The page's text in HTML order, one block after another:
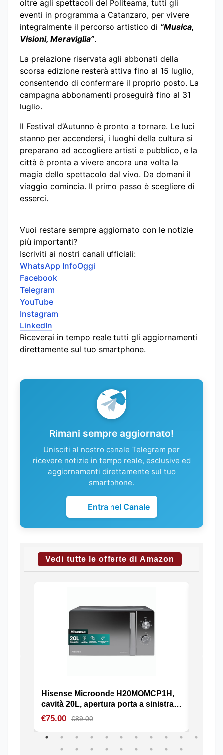
oltre agli spettacoli del Politeama, tutti gli
eventi in programma a Catanzaro, per vivere
integralmente il percorso artistico di “Musica,
Visioni, Meraviglia”.
La prelazione riservata agli abbonati della
scorsa edizione resterà attiva fino al 15 luglio,
consentendo di confermare il proprio posto. La
campagna abbonamenti proseguirà fino al 31
luglio.
Il Festival d’Autunno è pronto a tornare. Le luci
stanno per accendersi, i luoghi della cultura si
preparano ad accogliere artisti e pubblico, e la
città è pronta a vivere ancora una volta la
magia dello spettacolo dal vivo. Da domani il
viaggio comincia. Il primo passo è scegliere di
esserci.
Vuoi restare sempre aggiornato con le notizie
più importanti?
Iscriviti ai nostri canali ufficiali:
WhatsApp InfoOggi
Facebook
Telegram
YouTube
Instagram
LinkedIn
Riceverai in tempo reale tutti gli aggiornamenti
direttamente sul tuo smartphone.
Rimani sempre aggiornato!
Unisciti al nostro canale Telegram per
ricevere notizie in tempo reale, esclusive ed
aggiornamenti direttamente sul tuo
smartphone.
Entra nel Canale